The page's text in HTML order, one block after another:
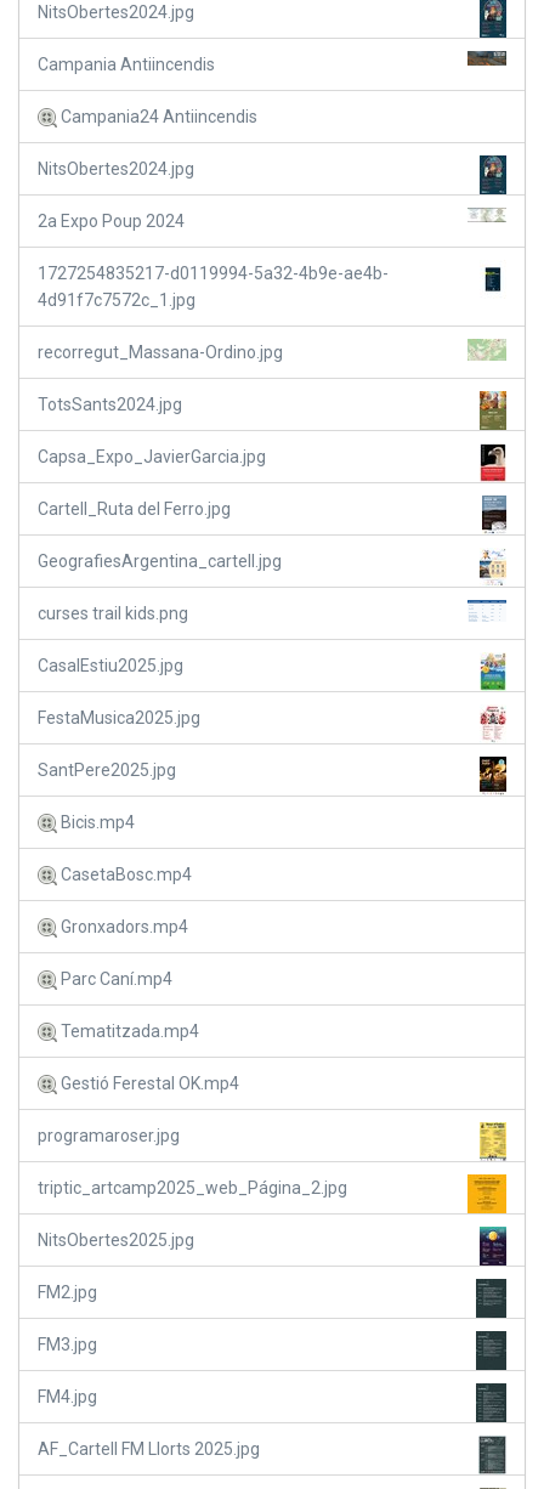
NitsObertes2024.jpg
Campania Antiincendis
Campania24 Antiincendis
NitsObertes2024.jpg
2a Expo Poup 2024
1727254835217-d0119994-5a32-4b9e-ae4b-
4d91f7c7572c_1.jpg
recorregut_Massana-Ordino.jpg
TotsSants2024.jpg
Capsa_Expo_JavierGarcia.jpg
Cartell_Ruta del Ferro.jpg
GeografiesArgentina_cartell.jpg
curses trail kids.png
CasalEstiu2025.jpg
FestaMusica2025.jpg
SantPere2025.jpg
Bicis.mp4
CasetaBosc.mp4
Gronxadors.mp4
Parc Caní.mp4
Tematitzada.mp4
Gestió Ferestal OK.mp4
programaroser.jpg
triptic_artcamp2025_web_Página_2.jpg
NitsObertes2025.jpg
FM2.jpg
FM3.jpg
FM4.jpg
AF_Cartell FM Llorts 2025.jpg